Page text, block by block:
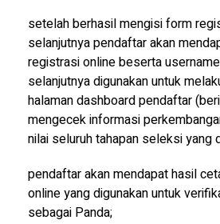
setelah berhasil mengisi form
selanjutnya pendaftar akan
registrasi online beserta
selanjutnya digunakan untuk
halaman dashboard pendaftar
mengecek informasi
nilai seluruh tahapan seleksi yang
pendaftar akan mendapat hasil
online yang digunakan untuk
sebagai Panda;